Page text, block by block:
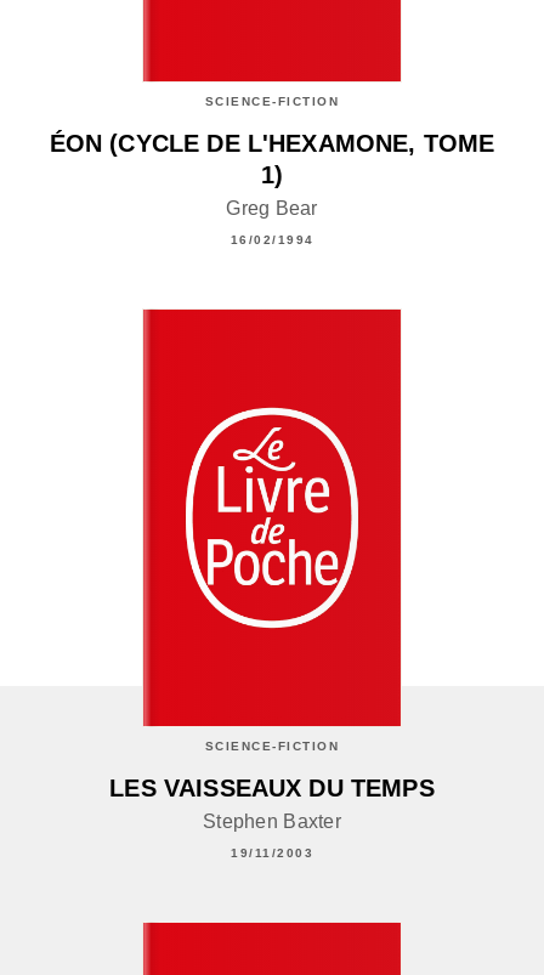
SCIENCE-FICTION
ÉON (CYCLE DE L'HEXAMONE, TOME
1)
Greg Bear
16/02/1994
SCIENCE-FICTION
LES VAISSEAUX DU TEMPS
Stephen Baxter
19/11/2003